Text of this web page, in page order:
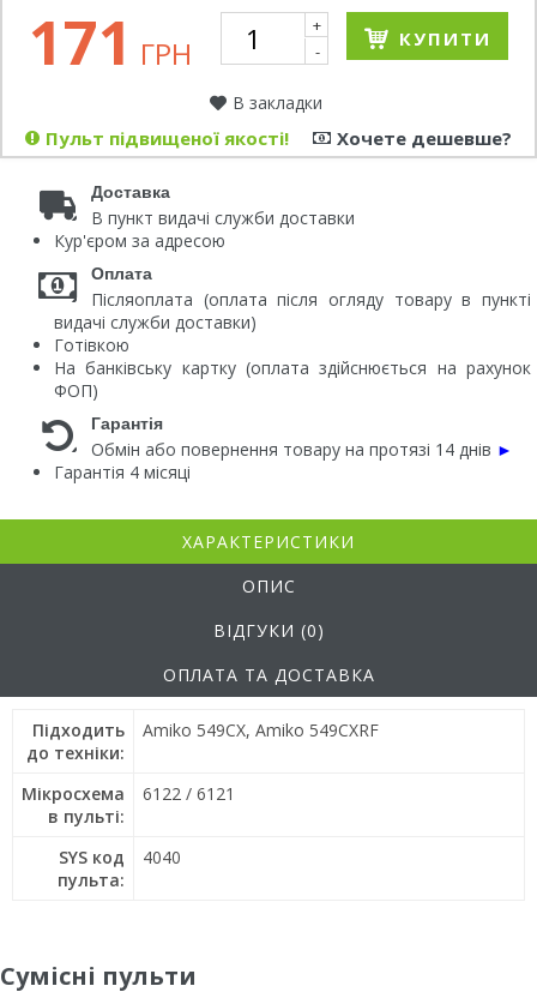
171 ГРН
+
-
КУПИТИ
В закладки
Пульт підвищеної якості! Хочете дешевше?
Доставка
В пункт видачі служби доставки
Кур'єром за адресою
Оплата
Післяоплата (оплата після огляду товару в пункті
видачі служби доставки)
Готівкою
На банківську картку (оплата здійснюється на рахунок
ФОП)
Гарантія
Обмін або повернення товару на протязі 14 днів ►
Гарантія 4 місяці
ХАРАКТЕРИСТИКИ
ОПИС
ВІДГУКИ (0)
ОПЛАТА ТА ДОСТАВКА
Підходить
до техніки:
Amiko 549CX, Amiko 549CXRF
Мікросхема
в пульті:
6122 / 6121
SYS код
пульта:
4040
Сумісні пульти